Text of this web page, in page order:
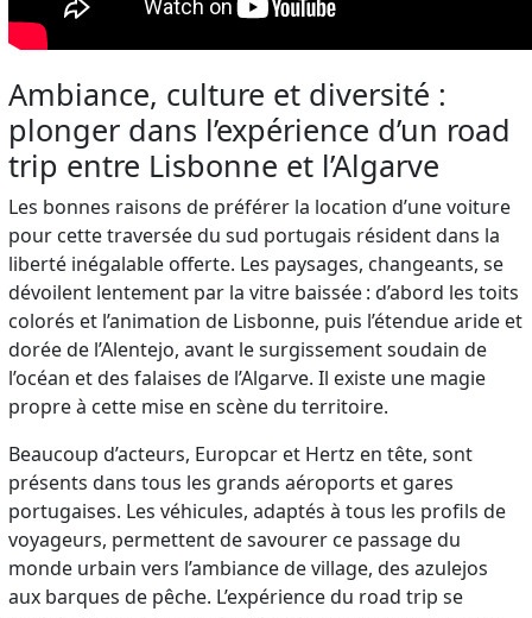
Ambiance, culture et diversité :
plonger dans l’expérience d’un road
trip entre Lisbonne et l’Algarve
Les bonnes raisons de préférer la location d’une voiture
pour cette traversée du sud portugais résident dans la
liberté inégalable offerte. Les paysages, changeants, se
dévoilent lentement par la vitre baissée : d’abord les toits
colorés et l’animation de Lisbonne, puis l’étendue aride et
dorée de l’Alentejo, avant le surgissement soudain de
l’océan et des falaises de l’Algarve. Il existe une magie
propre à cette mise en scène du territoire.
Beaucoup d’acteurs, Europcar et Hertz en tête, sont
présents dans tous les grands aéroports et gares
portugaises. Les véhicules, adaptés à tous les profils de
voyageurs, permettent de savourer ce passage du
monde urbain vers l’ambiance de village, des azulejos
aux barques de pêche. L’expérience du road trip se